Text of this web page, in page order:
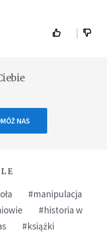
NAS
#manipulacja
#historia w
#książki